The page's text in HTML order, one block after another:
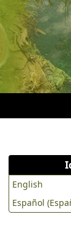
English
Español